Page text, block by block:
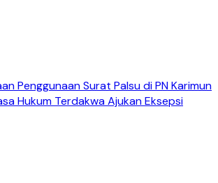
Penggunaan Surat Palsu di PN Karimun
Hukum Terdakwa Ajukan Eksepsi